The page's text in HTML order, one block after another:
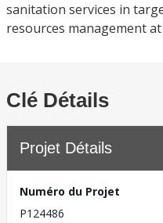
sanitation services in
resources management
Clé Détails
Projet Détails
Numéro du Projet
P124486